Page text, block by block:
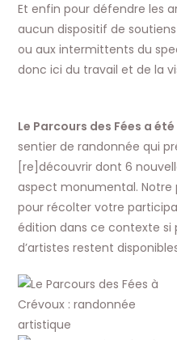
Et enfin pour défendre les
aucun dispositif de
ou aux intermittents du
donc ici du travail et de la
Le Parcours des Fées a
sentier de randonnée qui
[re]découvrir dont 6
aspect monumental.
pour récolter votre
édition dans ce contexte si
d’artistes restent